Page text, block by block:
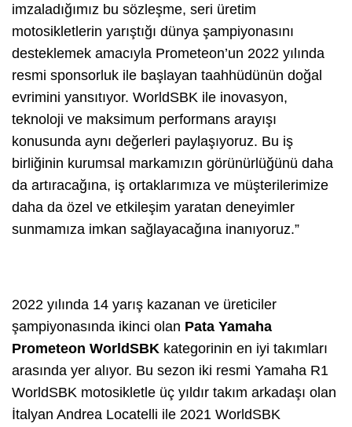
imzaladığımız bu sözleşme, seri üretim
motosikletlerin yarıştığı dünya şampiyonasını
desteklemek amacıyla Prometeon’un 2022 yılında
resmi sponsorluk ile başlayan taahhüdünün doğal
evrimini yansıtıyor. WorldSBK ile inovasyon,
teknoloji ve maksimum performans arayışı
konusunda aynı değerleri paylaşıyoruz. Bu iş
birliğinin kurumsal markamızın görünürlüğünü daha
da artıracağına, iş ortaklarımıza ve müşterilerimize
daha da özel ve etkileşim yaratan deneyimler
sunmamıza imkan sağlayacağına inanıyoruz.”
2022 yılında 14 yarış kazanan ve üreticiler
şampiyonasında ikinci olan Pata Yamaha
Prometeon WorldSBK kategorinin en iyi takımları
arasında yer alıyor. Bu sezon iki resmi Yamaha R1
WorldSBK motosikletle üç yıldır takım arkadaşı olan
İtalyan Andrea Locatelli ile 2021 WorldSBK